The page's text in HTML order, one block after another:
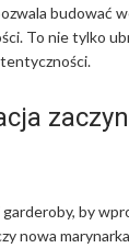
budować
To nie tylko
by
nowa